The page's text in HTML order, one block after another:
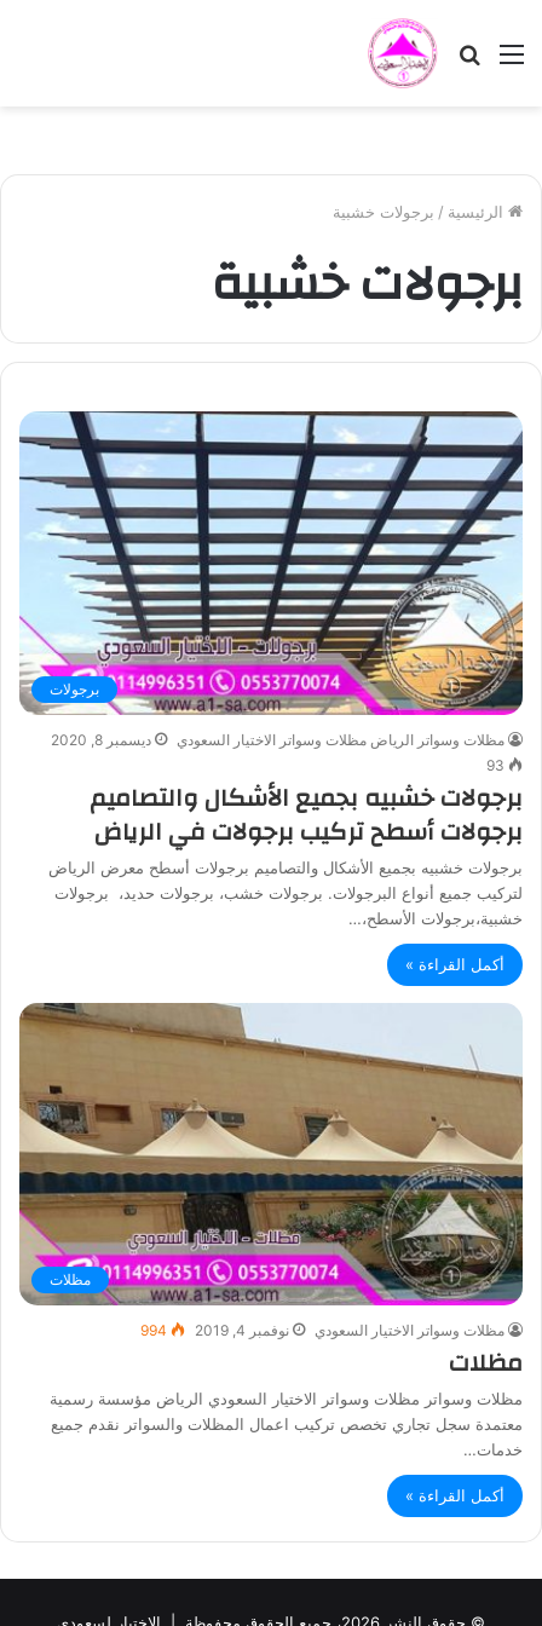
القائمة بحث
الرئيسية / برجولات خشبية
برجولات خشبية
برجولات
مظلات وسواتر الرياض مظلات وسواتر الاختيار السعودي
ديسمبر 8, 2020
93
برجولات خشبيه بجميع الأشكال والتصاميم
برجولات أسطح تركيب برجولات في الرياض
برجولات خشبيه بجميع الأشكال والتصاميم برجولات أسطح معرض الرياض
لتركيب جميع أنواع البرجولات. برجولات خشب، برجولات حديد، برجولات
خشبية،برجولات الأسطح،…
أكمل القراءة »
مظلات
مظلات وسواتر الاختيار السعودي نوفمبر 4, 2019 994
مظلات
مظلات وسواتر مظلات وسواتر الاختيار السعودي الرياض مؤسسة رسمية
معتمدة سجل تجاري تخصص تركيب اعمال المظلات والسواتر نقدم جميع
خدمات…
أكمل القراءة »